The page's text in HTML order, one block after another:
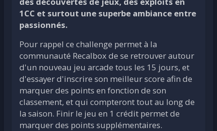
1CC et surtout une superbe ambiance entre
passionnés.
Pour rappel ce challenge permet à la
communauté Recalbox de se retrouver autour
d'un nouveau jeu arcade tous les 15 jours, et
d'essayer d'inscrire son meilleur score afin de
marquer des points en fonction de son
classement, et qui compteront tout au long de
la saison. Finir le jeu en 1 crédit permet de
marquer des points supplémentaires.